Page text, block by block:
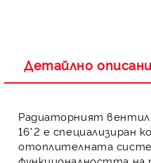
Детайлно
Радиаторният
16*2 е специализиран
отоплителната